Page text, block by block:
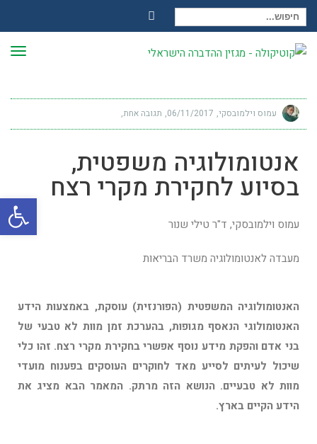
חיפוש עבור:
Facebook
עמוס וילמובסקי 06/11/2017 תגובה אחת
אנטומולוגיה משפטית,
בסיוע לחקירת מקרי רצח
עמוס וילמובסקי, ד"ר טילי שנור
מעבדה לאנטומולוגיה משרד הבריאות
האנטומולוגיה המשפטית (הפורנזית) עוסקת, באמצעות הידע
האנטומולוגי הנאסף מגופות, בהערכת זמן מוות לא טבעי של
בני אדם והפקת מידע נוסף אפשרי בחקירת מקרי רצח. זהו כלי
שיכול לעיתים לסייע מאד לחוקרים העוסקים בפענוח מועדי
מוות לא טבעיים. הנושא הזה מרתק. המאמר הבא מציג את
הידע הקיים בארץ.